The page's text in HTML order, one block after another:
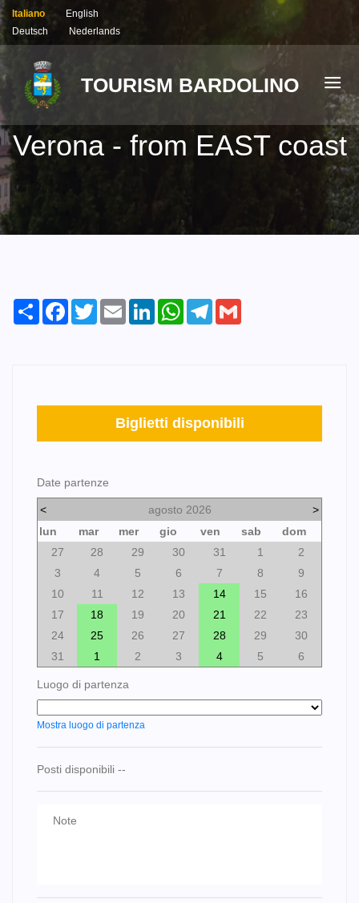
Italiano
English
Deutsch
Nederlands
TOURISM BARDOLINO
Verona - from EAST coast
Share Facebook
TwitterEmail LinkedInWhatsAppTelegram
Biglietti disponibili
Date partenze
< agosto 2026
>
lun
mar mer gio ven sab
dom
27
28 29 30 31 1
2
3
4 5 6 7 8
9
10
11 12 13 14 15
16
17
18 19 20 21 22
23
24
25 26 27 28 29
30
31
1 2 3 4 5 6
Luogo di partenza
Mostra luogo di partenza
Posti disponibili --